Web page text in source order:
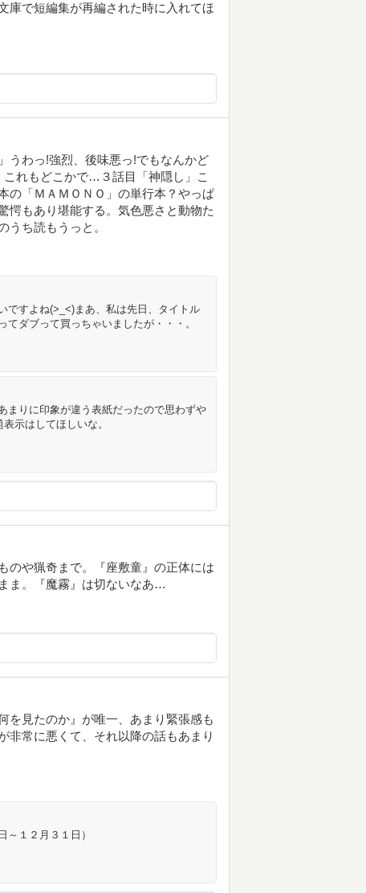
庫で短編集が再編された時に入れてほ
うわっ!強烈、後味悪っ!でもなんかど
れもどこかで…３話目「神隠し」こ
の「ＭＡＭＯＮＯ」の単行本？やっぱ
愕もあり堪能する。気色悪さと動物た
うち読もうっと。
ですよね(>_<)まあ、私は先日、タイトル
ダブって買っちゃいましたが・・・。
まりに印象が違う表紙だったので思わずや
示はしてほしいな。
のや猟奇まで。『座敷童』の正体には
ま。『魔霧』は切ないなあ…
を見たのか』が唯一、あまり緊張感も
非常に悪くて、それ以降の話もあまり
～１２月３１日）